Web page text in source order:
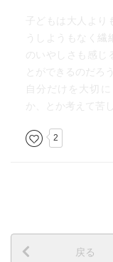
子どもは大人よ
うしようもなく
のいやしさも感
とができるのだろ
自分だけを大切
か、とか考えて苦
2
戻る